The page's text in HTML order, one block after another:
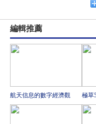
編輯推薦
航天信息的數字經濟觀
極草
蟲夏